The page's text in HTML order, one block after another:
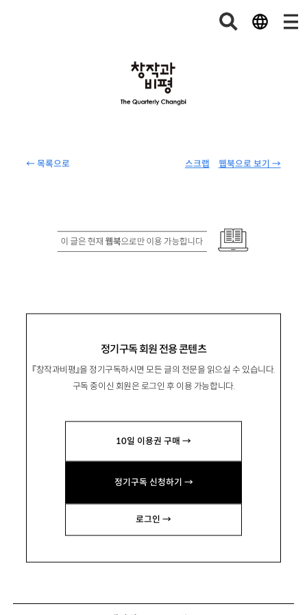
← 목록으로 웹북으로 보기 →
스크랩
정기구독 회원 전용 콘텐츠
『창작과비평』을 정기구독하시면 모든 글의 전문을 읽으실 수 있습니다.
구독 중이신 회원은 로그인 후 이용 가능합니다.
10일 이용권 구매 →
정기구독 신청하기 →
로그인 →